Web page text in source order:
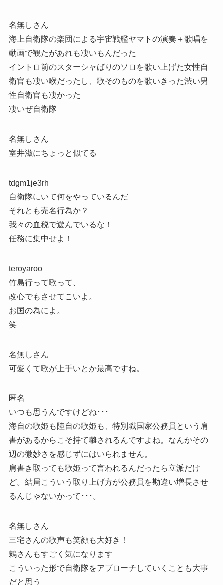
名無しさん
海上自衛隊の楽団による宇宙戦艦ヤマトの演奏＋歌唱を
動画で観たがあれも凄いもんだった
イントロ前のスターシャばりのソロを歌い上げた女性自
衛官も凄い喉だったし、歌そのものを歌いきった渋い男
性自衛官も凄かった
凄いぜ自衛隊
名無しさん
室井滋にちょっと似てる
tdgm1je3rh
自衛隊にいて何をやっているんだ
それとも売名行為か？
我々の血税で遊んでいるな！
任務に集中せよ！
teroyaroo
竹島行って歌って、
改心でもさせてこいよ。
お国の為によ。
笑
名無しさん
可愛くて歌が上手いとか最高ですね。
匿名
いつも思うんですけどね･･･
海自の歌姫も陸自の歌姫も、特別職国家公務員という肩
書があるからこそ持て囃されるんですよね。なんかその
辺の微妙さを感じずにはいられません。
肩書き取っても歌姫って言われるんだったら立派だけ
ど。結局こういう取り上げ方が公務員を勘違い増長させ
るんじゃないかって･･･。
名無しさん
三宅さんの歌声も笑顔も大好き！
鶫さんもすごく気になります
こういった形で自衛隊をアプローチしていくことも大事
だと思う